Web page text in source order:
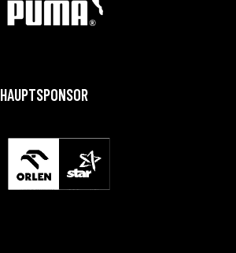
HAUPTSPONSOR